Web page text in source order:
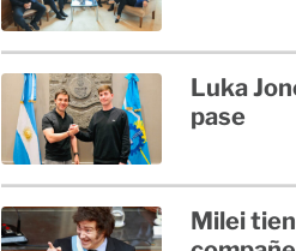
Luka
pase
Milei